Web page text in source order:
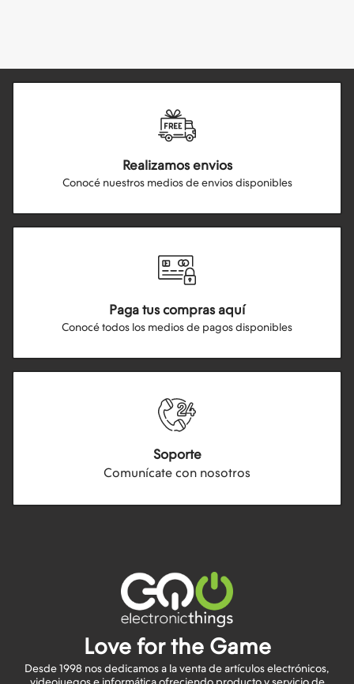
Realizamos envios
Conocé nuestros medios de envios disponibles
Paga tus compras aquí
Conocé todos los medios de pagos disponibles
Soporte
Comunícate con nosotros
Love for the Game
Desde 1998 nos dedicamos a la venta de artículos electrónicos,